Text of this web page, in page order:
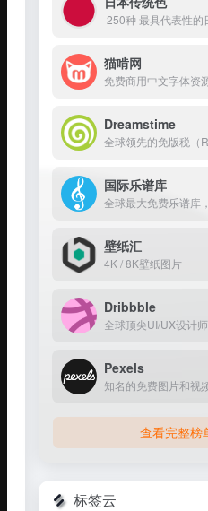
250种 最具代表性的
猫啃网
免费商用中文字体资
Dreamstime
国际乐谱库
壁纸汇
4K / 8K壁纸图片
Dribbble
Pexels
知名的免费图片和视
查看完整榜
标签云